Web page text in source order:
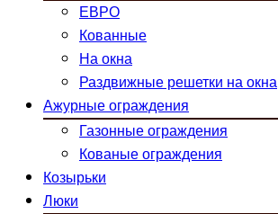
ЕВРО
Кованные
На окна
Раздвижные решетки на окна
Ажурные ограждения
Газонные ограждения
Кованые ограждения
Козырьки
Люки